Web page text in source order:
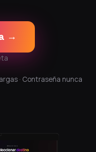
→
· Contraseña nunca